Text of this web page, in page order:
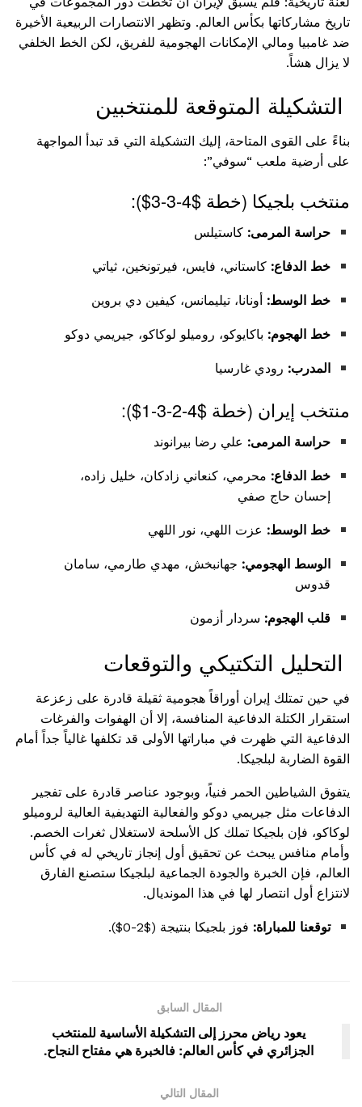
تاريخ مشاركاتها بكأس العالم. وتظهر الانتصارات الربيعية الأخيرة
ضد غامبيا ومالي الإمكانات الهجومية للفريق، لكن الخط الخلفي
لا يزال هشاً.
التشكيلة المتوقعة للمنتخبين
بناءً على القوى المتاحة، إليك التشكيلة التي قد تبدأ المواجهة
على أرضية ملعب “سوفي”:
منتخب بلجيكا (خطة $4-3-3$
):
حراسة المرمى: كاستيلس
خط الدفاع: كاستاني، فايس، فيرتونخين، ثياتي
خط الوسط: أونانا، تيليمانس، كيفين دي بروين
خط الهجوم: باكايوكو، روميلو لوكاكو، جيريمي دوكو
المدرب: رودي غارسيا
منتخب إيران (خطة $4-2-3-1$
):
حراسة المرمى: علي رضا بيرانوند
خط الدفاع: محرمي، كنعاني زادكان، خليل زاده،
إحسان حاج صفي
خط الوسط: عزت اللهي، نور اللهي
الوسط الهجومي: جهانبخش، مهدي طارمي، سامان
قدوس
قلب الهجوم: سردار أزمون
التحليل التكتيكي والتوقعات
في حين تمتلك إيران أوراقاً هجومية ثقيلة قادرة على زعزعة
استقرار الكتلة الدفاعية المنافسة، إلا أن الهفوات والفرغات
الدفاعية التي ظهرت في مباراتها الأولى قد تكلفها غالياً جداً أمام
القوة الضاربة لبلجيكا.
يتفوق الشياطين الحمر فنياً، وبوجود عناصر قادرة على تفجير
الدفاعات مثل جيريمي دوكو والفعالية التهديفية العالية لروميلو
لوكاكو، فإن بلجيكا تملك كل الأسلحة لاستغلال ثغرات الخصم.
وأمام منافس يبحث عن تحقيق أول إنجاز تاريخي له في كأس
العالم، فإن الخبرة والجودة الجماعية لبلجيكا ستصنع الفارق
لانتزاع أول انتصار لها في هذا المونديال.
توقعنا للمباراة: فوز بلجيكا بنتيجة ($2-0$
).
المقال السابق
يعود رياض محرز إلى التشكيلة الأساسية للمنتخب
الجزائري في كأس العالم: فالخبرة هي مفتاح النجاح.
المقال التالي